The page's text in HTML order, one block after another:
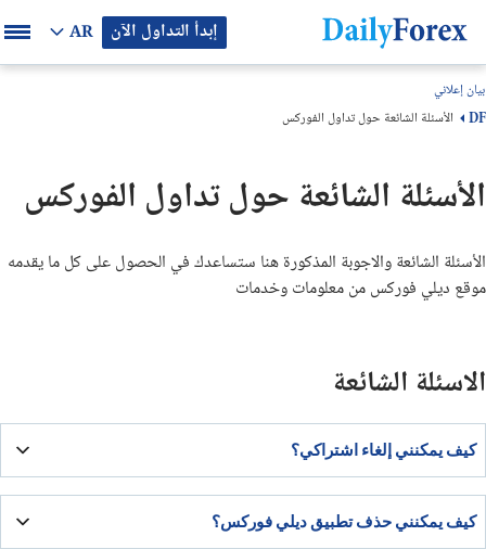
إبدأ التداول الآن AR
DF الأسئلة الشائعة حول تداول الفوركس
بيان إعلاني
الأسئلة الشائعة حول تداول الفوركس
الأسئلة الشائعة والاجوبة المذكورة هنا ستساعدك في الحصول على كل ما يقدمه
موقع ديلي فوركس من معلومات وخدمات
الاسئلة الشائعة
كيف يمكنني إلغاء اشتراكي؟
يستطيع مستخدموا iOS تتبع تعليمات شركة أبل لمستخدمي أندرويد،
يرجى متابعة التعليمات
كيف يمكنني حذف تطبيق ديلي فوركس؟